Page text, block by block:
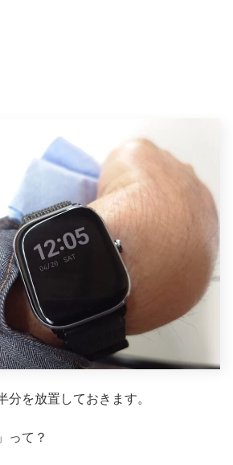
を放置しておきます。
って？